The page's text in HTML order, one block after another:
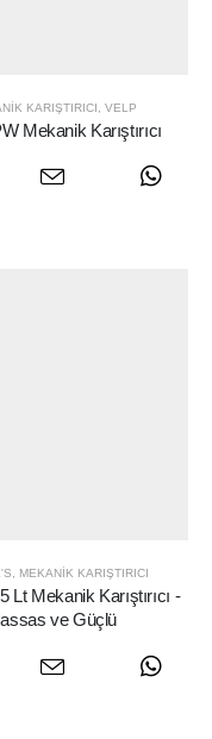
KARIŞTIRICI VELP
Mekanik Karıştırıcı
MEKANIK KARIŞTIRICI
Lt Mekanik Karıştırıcı -
ve Güçlü